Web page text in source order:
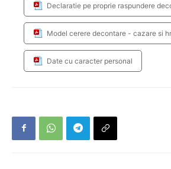
Declaratie pe proprie raspundere
Model cerere decontare - cazare si
Date cu caracter personal